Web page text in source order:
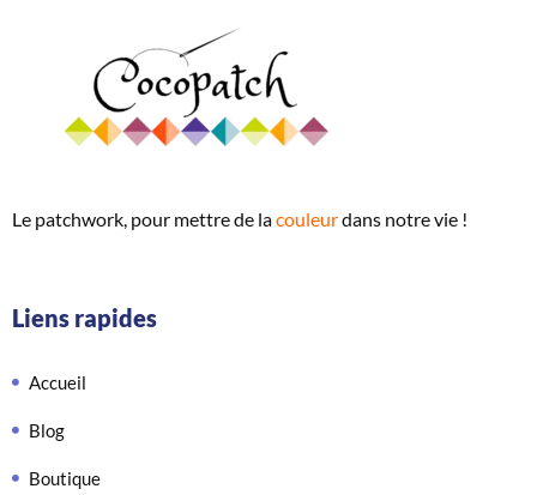
Le patchwork, pour mettre de lacouleurdans notre vie !
Liens rapides
Accueil
Blog
Boutique